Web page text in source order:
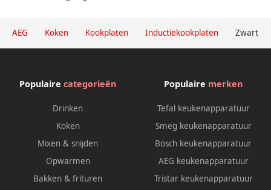
AEG Koken Kookplaten Inductiekookplaten Zwart
Populaire categorieën
Drinken
Koken
Mixen & snijden
Opwarmen
Bakken & frituren
Populaire merken
Tefal keukenapparatuur
Smeg keukenapparatuur
Bosch keukenapparatuur
AEG keukenapparatuur
Tristar keukenapparatuur